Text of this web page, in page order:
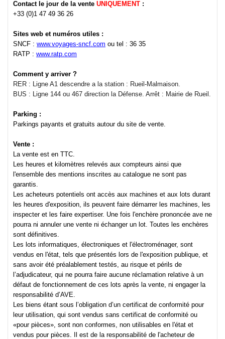
Contact le jour de la vente UNIQUEMENT :
+33 (0)1 47 49 36 26
Sites web et numéros utiles :
SNCF : www.voyages-sncf.com ou tel : 36 35
RATP : www.ratp.com
Comment y arriver ?
RER : Ligne A1 descendre a la station : Rueil-Malmaison.
BUS : Ligne 144 ou 467 direction la Défense. Arrêt : Mairie de Rueil.
Parking :
Parkings payants et gratuits autour du site de vente.
Vente :
La vente est en TTC.
Les heures et kilomètres relevés aux compteurs ainsi que
l'ensemble des mentions inscrites au catalogue ne sont pas
garantis.
Les acheteurs potentiels ont accès aux machines et aux lots durant
les heures d'exposition, ils peuvent faire démarrer les machines, les
inspecter et les faire expertiser. Une fois l'enchère prononcée ave ne
pourra ni annuler une vente ni échanger un lot. Toutes les enchères
sont définitives.
Les lots informatiques, électroniques et l'électroménager, sont
vendus en l'état, tels que présentés lors de l'exposition publique, et
sans avoir été préalablement testés, au risque et périls de
l’adjudicateur, qui ne pourra faire aucune réclamation relative à un
défaut de fonctionnement de ces lots après la vente, ni engager la
responsabilité d’AVE.
Les biens étant sous l’obligation d’un certificat de conformité pour
leur utilisation, qui sont vendus sans certificat de conformité ou
«pour pièces», sont non conformes, non utilisables en l'état et
vendus pour pièces. Il est de la responsabilité de l'acheteur de